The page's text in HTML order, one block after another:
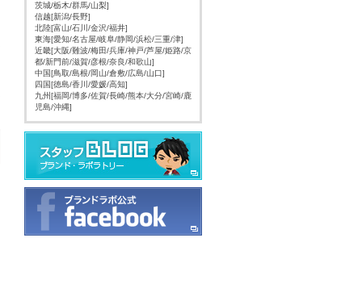
茨城/栃木/群馬/山梨]
信越[新潟/長野]
北陸[富山/石川/金沢/福井]
東海[愛知/名古屋/岐阜/静岡/浜松/三重/津]
近畿[大阪/難波/梅田/兵庫/神戸/芦屋/姫路/京
都/新門前/滋賀/彦根/奈良/和歌山]
中国[鳥取/島根/岡山/倉敷/広島/山口]
四国[徳島/香川/愛媛/高知]
九州[福岡/博多/佐賀/長崎/熊本/大分/宮崎/鹿
児島/沖縄]